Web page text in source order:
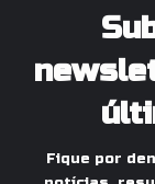
Fique por